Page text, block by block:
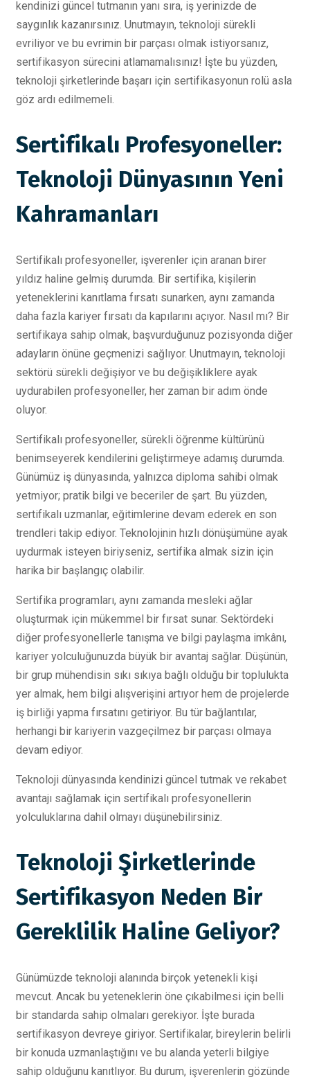
kendinizi güncel tutmanın yanı sıra, iş yerinizde de
saygınlık kazanırsınız. Unutmayın, teknoloji sürekli
evriliyor ve bu evrimin bir parçası olmak istiyorsanız,
sertifikasyon sürecini atlamamalısınız! İşte bu yüzden,
teknoloji şirketlerinde başarı için sertifikasyonun rolü asla
göz ardı edilmemeli.
Sertifikalı Profesyoneller:
Teknoloji Dünyasının Yeni
Kahramanları
Sertifikalı profesyoneller, işverenler için aranan birer
yıldız haline gelmiş durumda. Bir sertifika, kişilerin
yeteneklerini kanıtlama fırsatı sunarken, aynı zamanda
daha fazla kariyer fırsatı da kapılarını açıyor. Nasıl mı? Bir
sertifikaya sahip olmak, başvurduğunuz pozisyonda diğer
adayların önüne geçmenizi sağlıyor. Unutmayın, teknoloji
sektörü sürekli değişiyor ve bu değişikliklere ayak
uydurabilen profesyoneller, her zaman bir adım önde
oluyor.
Sertifikalı profesyoneller, sürekli öğrenme kültürünü
benimseyerek kendilerini geliştirmeye adamış durumda.
Günümüz iş dünyasında, yalnızca diploma sahibi olmak
yetmiyor; pratik bilgi ve beceriler de şart. Bu yüzden,
sertifikalı uzmanlar, eğitimlerine devam ederek en son
trendleri takip ediyor. Teknolojinin hızlı dönüşümüne ayak
uydurmak isteyen biriyseniz, sertifika almak sizin için
harika bir başlangıç olabilir.
Sertifika programları, aynı zamanda mesleki ağlar
oluşturmak için mükemmel bir fırsat sunar. Sektördeki
diğer profesyonellerle tanışma ve bilgi paylaşma imkânı,
kariyer yolculuğunuzda büyük bir avantaj sağlar. Düşünün,
bir grup mühendisin sıkı sıkıya bağlı olduğu bir toplulukta
yer almak, hem bilgi alışverişini artıyor hem de projelerde
iş birliği yapma fırsatını getiriyor. Bu tür bağlantılar,
herhangi bir kariyerin vazgeçilmez bir parçası olmaya
devam ediyor.
Teknoloji dünyasında kendinizi güncel tutmak ve rekabet
avantajı sağlamak için sertifikalı profesyonellerin
yolculuklarına dahil olmayı düşünebilirsiniz.
Teknoloji Şirketlerinde
Sertifikasyon Neden Bir
Gereklilik Haline Geliyor?
Günümüzde teknoloji alanında birçok yetenekli kişi
mevcut. Ancak bu yeteneklerin öne çıkabilmesi için belli
bir standarda sahip olmaları gerekiyor. İşte burada
sertifikasyon devreye giriyor. Sertifikalar, bireylerin belirli
bir konuda uzmanlaştığını ve bu alanda yeterli bilgiye
sahip olduğunu kanıtlıyor. Bu durum, işverenlerin gözünde